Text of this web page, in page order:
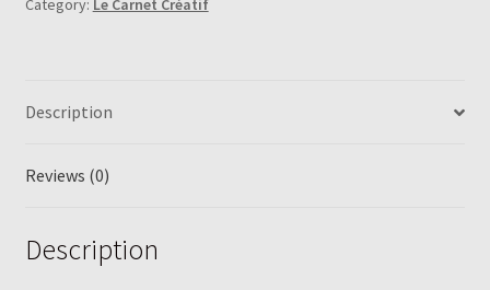
Category: Le Carnet Créatif
Description
Reviews (0)
Description